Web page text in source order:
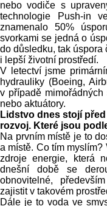
nebo vodiče s
technologie Push-in
znamenalo 50%
svorkami se jedná o
do důsledku, tak úspora
i lepší životní prostředí.
V letectví jsme
hydrauliky (Boeing,
v případě
nebo aktuátory.
Lidstvo dnes stojí
rozvoj. Které jsou
Na prvním místě je to
a místě. Co tím
zdroje energie, která
dnešní době se
obnovitelné,
zajistit v takovém
Dále je to voda ve